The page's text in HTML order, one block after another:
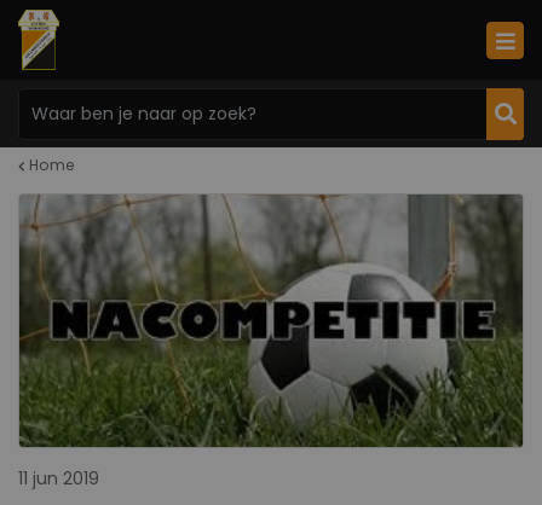
Home
11 jun 2019